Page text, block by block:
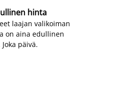
hinta
laajan valikoiman
on aina edullinen
päivä.